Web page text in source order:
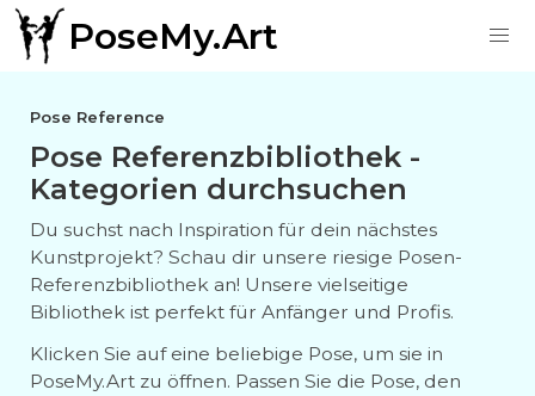
PoseMy.Art
Pose Reference
Pose Referenzbibliothek -
Kategorien durchsuchen
Du suchst nach Inspiration für dein nächstes
Kunstprojekt? Schau dir unsere riesige Posen-
Referenzbibliothek an! Unsere vielseitige
Bibliothek ist perfekt für Anfänger und Profis.
Klicken Sie auf eine beliebige Pose, um sie in
PoseMy.Art zu öffnen. Passen Sie die Pose, den